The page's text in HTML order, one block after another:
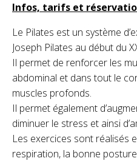
Infos, tarifs et
Le Pilates est un système
Joseph Pilates au début du
Il permet de renforcer les
abdominal et dans tout le
muscles profonds.
Il permet également
diminuer le stress et ainsi
Les exercices sont réalisés
respiration, la bonne